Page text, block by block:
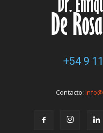
+54 9
Contacto: